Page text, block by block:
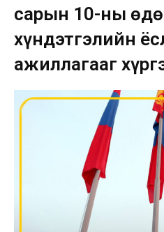
сарын 10-ны
хүндэтгэлийн
ажиллагааг